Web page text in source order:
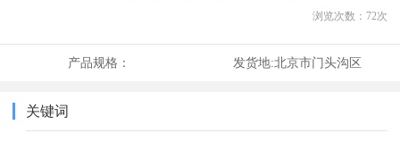
浏览次数： 72次
产品规格： 发货地:北京市门头沟区
关键词